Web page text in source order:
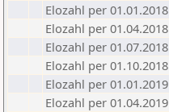
Elozahl per 01.01.2018
Elozahl per 01.04.2018
Elozahl per 01.07.2018
Elozahl per 01.10.2018
Elozahl per 01.01.2019
Elozahl per 01.04.2019